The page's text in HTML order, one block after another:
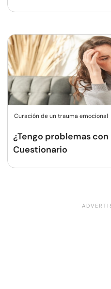
Curación de un trauma emocional
¿Tengo problemas
Cuestionario